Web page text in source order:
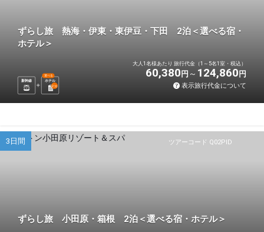
ずらし旅 熱海・伊東・東伊豆・下田 2泊＜選べる宿・
ホテル＞
新幹線 ホテル
選べる
2泊
大人1名様あたり 旅行代金（1～5名1室・税込）
60,380 円 124,860 円
表示旅行代金について
ツアーコード Q02PID
3日間
ずらし旅 小田原・箱根 2泊＜選べる宿・ホテル＞